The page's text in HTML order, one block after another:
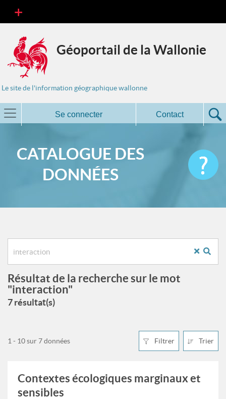
Géoportail de la Wallonie
Le site de l'information géographique wallonne
Se connecter Contact
CATALOGUE DES
DONNÉES
Résultat de la recherche sur le mot
"interaction"
7 résultat(s)
Filtrer Trier
1 - 10 sur 7 données
Contextes écologiques marginaux et
sensibles